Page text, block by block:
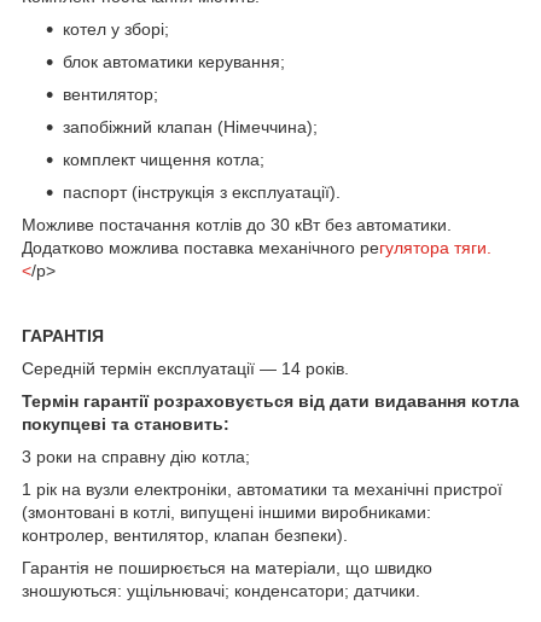
котел у зборі;
блок автоматики керування;
вентилятор;
запобіжний клапан (Німеччина);
комплект чищення котла;
паспорт (інструкція з експлуатації).
Можливе постачання котлів до 30 кВт без автоматики.
Додатково можлива поставка механічного регулятора тяги.
</p>
ГАРАНТІЯ
Середній термін експлуатації — 14 років.
Термін гарантії розраховується від дати видавання котла
покупцеві та становить:
3 роки на справну дію котла;
1 рік на вузли електроніки, автоматики та механічні пристрої
(змонтовані в котлі, випущені іншими виробниками:
контролер, вентилятор, клапан безпеки).
Гарантія не поширюється на матеріали, що швидко
зношуються: ущільнювачі; конденсатори; датчики.